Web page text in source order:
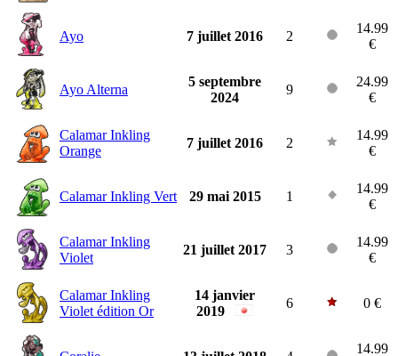
Ayo 7 juillet 2016 2
14.99
€
Ayo Alterna
5 septembre
2024
9
24.99
€
Calamar Inkling
Orange
7 juillet 2016 2
14.99
€
Calamar Inkling Vert 29 mai 2015 1
14.99
€
Calamar Inkling
Violet
21 juillet 2017 3
14.99
€
Calamar Inkling
Violet édition Or
14 janvier
2019
6 0 €
14.99